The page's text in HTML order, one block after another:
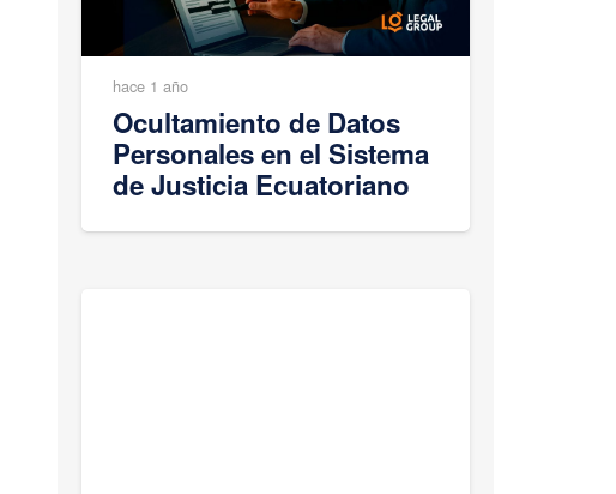
hace 1 año
Ocultamiento de Datos
Personales en el Sistema
de Justicia Ecuatoriano